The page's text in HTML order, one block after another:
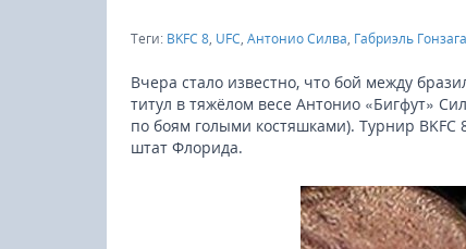
Теги: BKFC 8, UFC, Антонио Силва, Габриэль Гонзага
Вчера стало известно, что бой между
титул в тяжёлом весе Антонио «Бигфут»
по боям голыми костяшками). Турнир
штат Флорида.